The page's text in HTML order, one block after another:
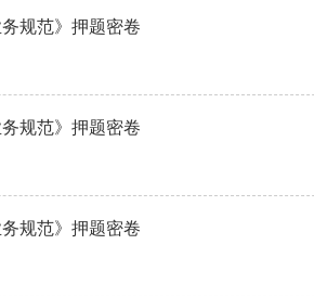
规范》押题密卷
规范》押题密卷
规范》押题密卷